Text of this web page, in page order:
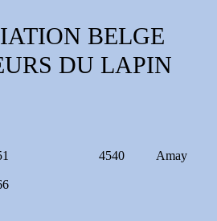
BELGE
DU LAPIN
Vaes
4540 Amay